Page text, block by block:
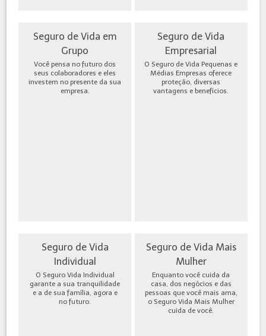
Seguro de Vida em
Grupo
Você pensa no futuro dos
seus colaboradores e eles
investem no presente da sua
empresa.
Seguro de Vida
Empresarial
O Seguro de Vida Pequenas e
Médias Empresas oferece
proteção, diversas
vantagens e benefícios.
Seguro de Vida
Individual
O Seguro Vida Individual
garante a sua tranquilidade
e a de sua família, agora e
no futuro.
Seguro de Vida Mais
Mulher
Enquanto você cuida da
casa, dos negócios e das
pessoas que você mais ama,
o Seguro Vida Mais Mulher
cuida de você.